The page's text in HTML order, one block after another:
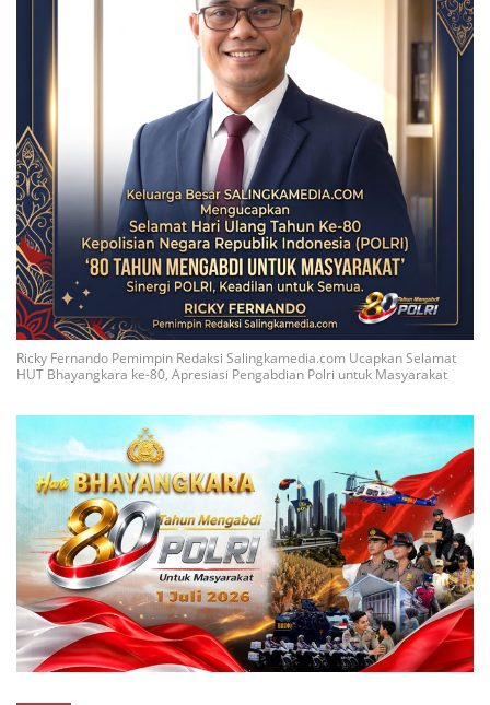
Ricky Fernando Pemimpin Redaksi Salingkamedia.com Ucapkan Selamat
HUT Bhayangkara ke-80, Apresiasi Pengabdian Polri untuk Masyarakat